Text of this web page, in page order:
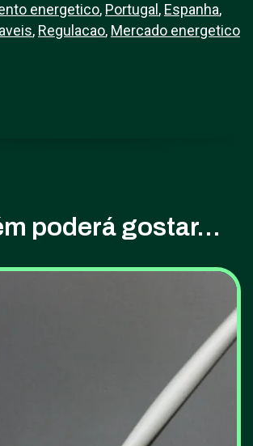
energetico, Portugal , Espanha,
, Regulacao, Mercado energetico
poderá gostar...